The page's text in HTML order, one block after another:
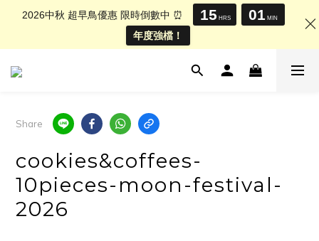
Share
cookies&coffees-
10pieces-moon-festival-
2026
2026中秋 超早鳥優惠 限時倒數中 ⏰ 15 HRS 01 MIN
年度強檔！